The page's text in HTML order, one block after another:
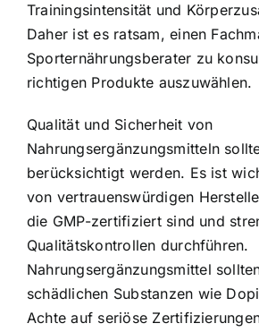
Trainingsintensität und
Daher ist es ratsam, einen
Sporternährungsberater zu
richtigen Produkte auszuwählen.
Qualität und Sicherheit von
Nahrungsergänzungsmitteln
berücksichtigt werden. Es ist
von vertrauenswürdigen
die GMP-zertifiziert sind und
Qualitätskontrollen durchführen.
Nahrungsergänzungsmittel
schädlichen Substanzen wie
Achte auf seriöse